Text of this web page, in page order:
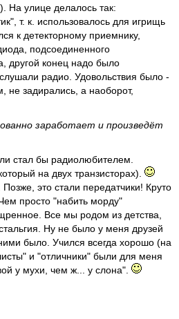
На улице делалось так:
т. к. использовалось для игрищь
к детекторному приемнику,
подсоединенного
другой конец надо было
радио. Удовольствия было -
не задирались, а наоборот,
заработает и произведёт
стал бы радиолюбителем.
на двух транзисторах).
это стали передатчики! Круто
просто "набить морду"
Все мы родом из детства,
Ну не было у меня друзей
было. Учился всегда хорошо (на
и "отличники" были для меня
у мухи, чем ж... у слона".